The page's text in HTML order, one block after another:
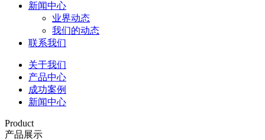
新闻中心
业界动态
我们的动态
联系我们
关于我们
产品中心
成功案例
新闻中心
Product
产品展示